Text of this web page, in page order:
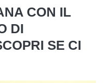
CON IL
DI
SE CI